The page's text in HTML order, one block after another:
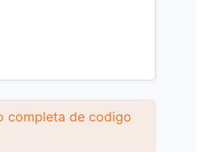
completa de codigo